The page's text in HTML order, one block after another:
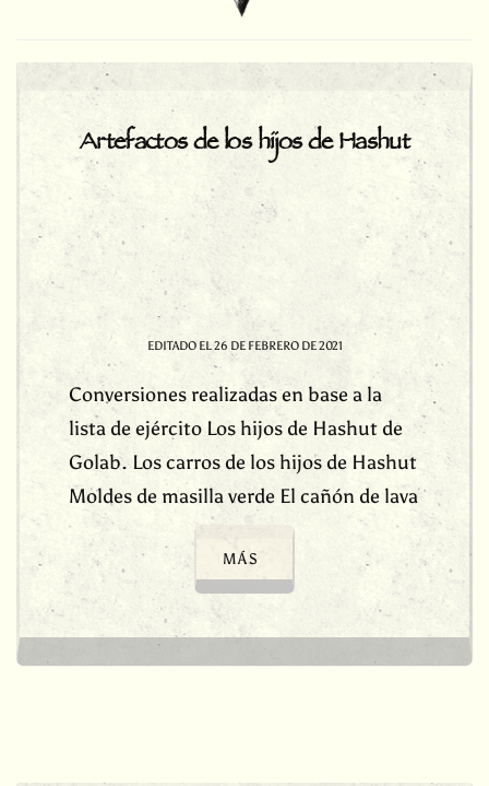
Artefactos de los hijos de Hashut
EDITADO EL 26 DE FEBRERO DE 2021
Conversiones realizadas en base a la
lista de ejército Los hijos de Hashut de
Golab. Los carros de los hijos de Hashut
Moldes de masilla verde El cañón de lava
MÁS